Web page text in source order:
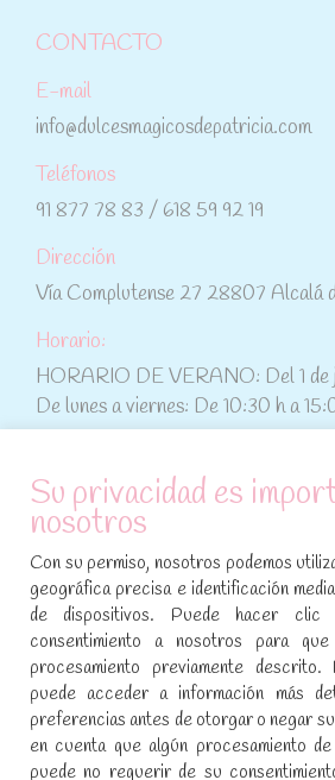
CONTACTO
E-mail
info@dulcesmagicosdepatricia.com
Teléfonos
91 877 78 83 / 618 59 92 19
Dirección
Vía Complutense 27 28807 Alcalá
Horario:
HORARIO DE VERANO: Del 1 de
De lunes a viernes: De 10:30 h a
ATENCIÓN AL CLIENTE
Condiciones de compra
Aviso legal y política de privacidad
Política de cookies
SÍGUENOS EN REDES
Encuéntranos en:
Facebook
YouTubeInstagram
Su privacidad es
nosotros
Con su permiso, nosotros podemos
geográfica precisa e identificación
de dispositivos. Puede hacer clic
consentimiento a nosotros para
procesamiento previamente
puede acceder a información más
preferencias antes de otorgar o negar
en cuenta que algún procesamiento
puede no requerir de su